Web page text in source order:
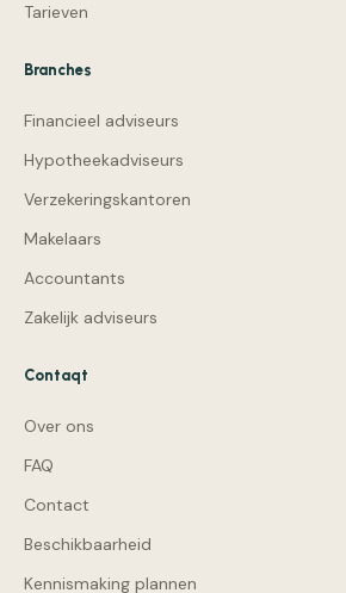
Tarieven
Branches
Financieel adviseurs
Hypotheekadviseurs
Verzekeringskantoren
Makelaars
Accountants
Zakelijk adviseurs
Contaqt
Over ons
FAQ
Contact
Beschikbaarheid
Kennismaking plannen